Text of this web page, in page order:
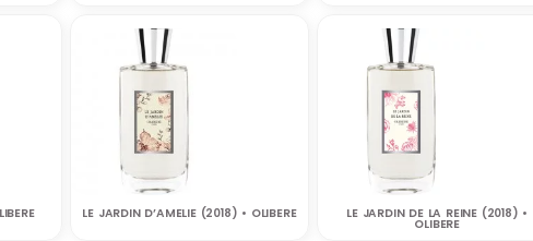
LE JARDIN D’AMELIE (2018) • OLIBERE LE JARDIN DE LA REINE (2018) •
OLIBERE